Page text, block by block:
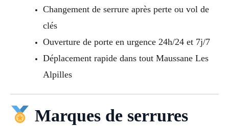
Changement de serrure après perte ou vol de
clés
Ouverture de porte en urgence 24h/24 et 7j/7
Déplacement rapide dans tout Maussane Les
Alpilles
Marques de serrures